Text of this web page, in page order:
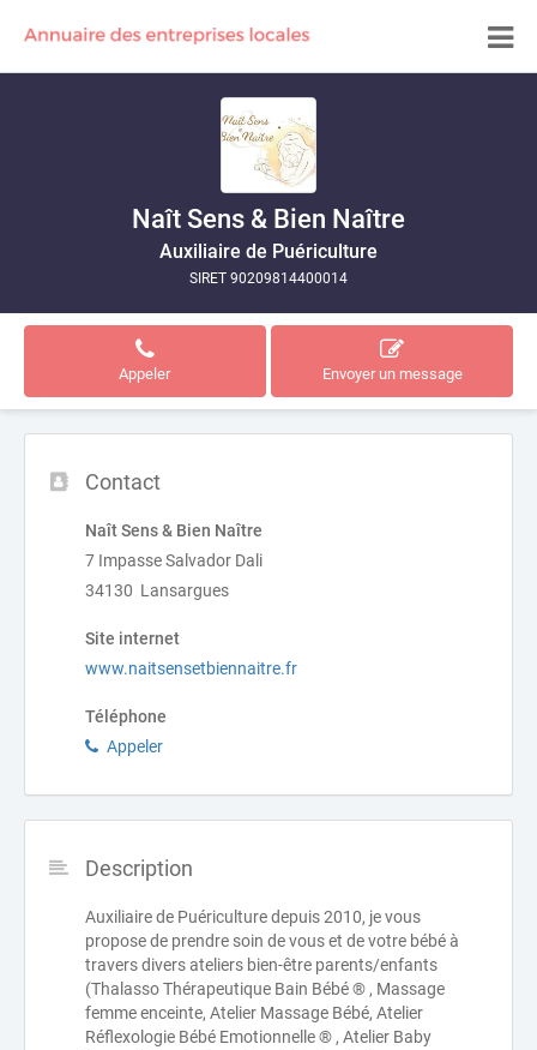
Naît Sens & Bien Naître
Auxiliaire de Puériculture
SIRET 90209814400014
Appeler Envoyer un message
Contact
Naît Sens & Bien Naître
7 Impasse Salvador Dali
34130 Lansargues
Site internet
www.naitsensetbiennaitre.fr
Téléphone
Appeler
Description
Auxiliaire de Puériculture depuis 2010, je vous
propose de prendre soin de vous et de votre bébé à
travers divers ateliers bien-être parents/enfants
(Thalasso Thérapeutique Bain Bébé ® , Massage
femme enceinte, Atelier Massage Bébé, Atelier
Réflexologie Bébé Emotionnelle ® , Atelier Baby